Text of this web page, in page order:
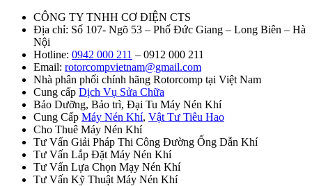
CÔNG TY TNHH CƠ ĐIỆN CTS
Địa chỉ: Số 107- Ngõ 53 – Phố Đức Giang – Long Biên – Hà
Nội
Hotline: 0942 000 211 – 0912 000 211
Email: rotorcompvietnam@gmail.com
Nhà phân phối chính hãng Rotorcomp tại Việt Nam
Cung cấp Dịch Vụ Sửa Chữa
Bảo Dưỡng, Bảo trì, Đại Tu Máy Nén Khí
Cung Cấp Máy Nén Khí, Vật Tư Tiêu Hao
Cho Thuê Máy Nén Khí
Tư Vấn Giải Pháp Thi Công Đường Ống Dẫn Khí
Tư Vấn Lắp Đặt Máy Nén Khí
Tư Vấn Lựa Chọn Mạy Nén Khí
Tư Vấn Kỹ Thuật Máy Nén Khí